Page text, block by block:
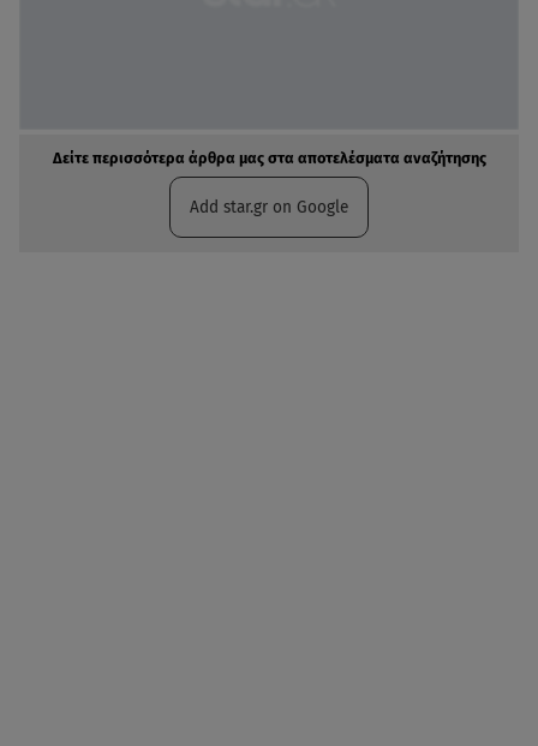
Δείτε περισσότερα άρθρα μας στα αποτελέσματα αναζήτησης
Add star.gr on Google